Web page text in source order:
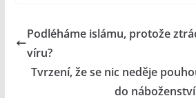
Podléháme islámu, protože
víru?
Tvrzení, že se nic neděje
do